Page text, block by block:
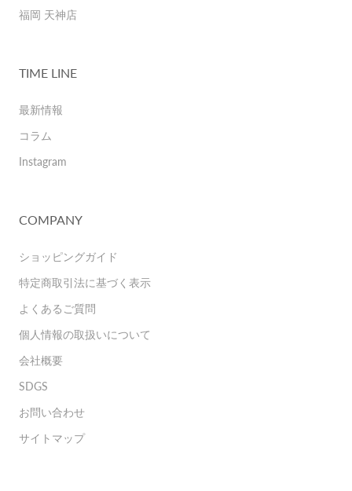
福岡 天神店
TIME LINE
最新情報
コラム
Instagram
COMPANY
ショッピングガイド
特定商取引法に基づく表示
よくあるご質問
個人情報の取扱いについて
会社概要
SDGS
お問い合わせ
サイトマップ